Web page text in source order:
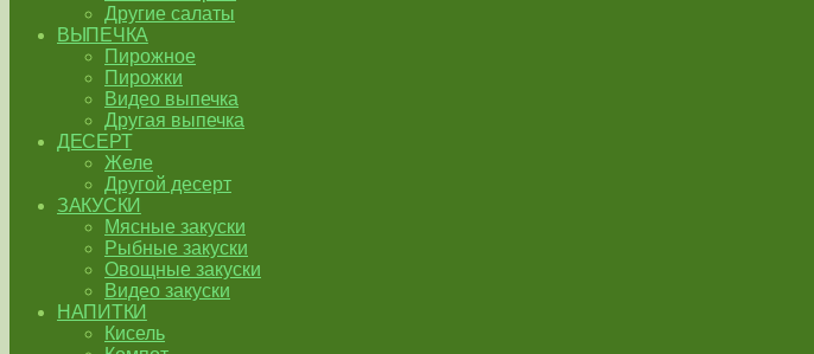
Другие салаты
ВЫПЕЧКА
Пирожное
Пирожки
Видео выпечка
Другая выпечка
ДЕСЕРТ
Желе
Другой десерт
ЗАКУСКИ
Мясные закуски
Рыбные закуски
Овощные закуски
Видео закуски
НАПИТКИ
Кисель